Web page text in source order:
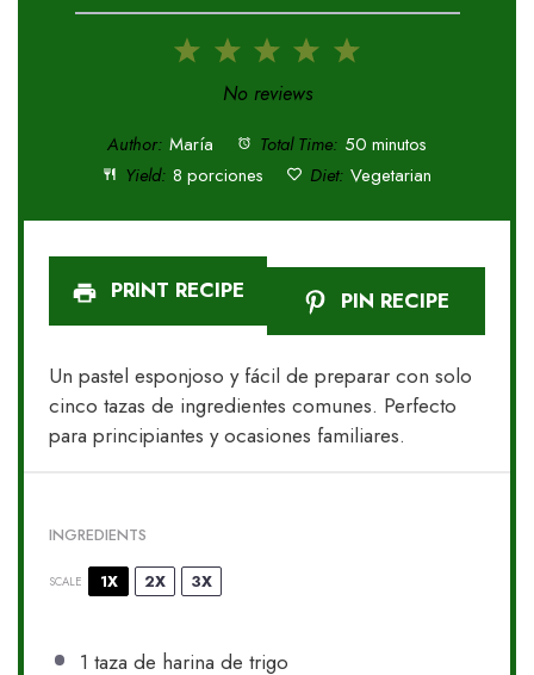
5
4
3
Stars
2
Stars
1
Star
No reviews
Author: María Total Time: 50 minutos
Yield: 8 porciones Diet: Vegetarian
PRINT RECIPE PIN RECIPE
Un pastel esponjoso y fácil de preparar con solo
cinco tazas de ingredientes comunes. Perfecto
para principiantes y ocasiones familiares.
INGREDIENTS
SCALE 1X 2X 3X
1 taza de harina de trigo